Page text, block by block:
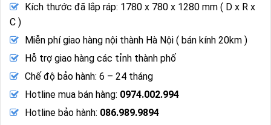
Kích thước đã lắp ráp: 1780 x 780 x 1280 mm ( D x R x
C )
Miễn phí giao hàng nội thành Hà Nội ( bán kính 20km )
Hỗ trợ giao hàng các tỉnh thành phố
Chế độ bảo hành: 6 – 24 tháng
Hotline mua bán hàng: 0974.002.994
Hotline bảo hành: 086.989.9894